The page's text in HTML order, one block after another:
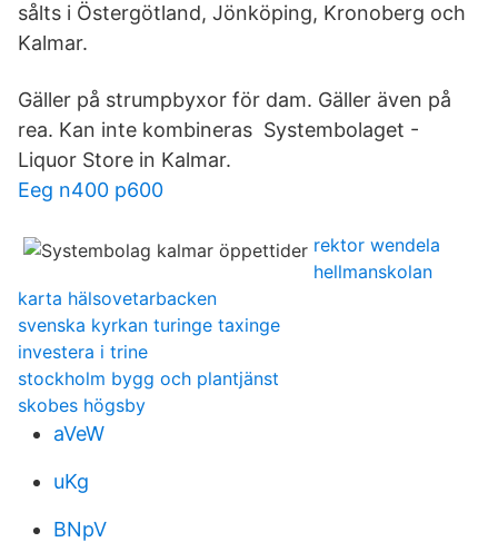
sålts i Östergötland, Jönköping, Kronoberg och
Kalmar.
Gäller på strumpbyxor för dam. Gäller även på
rea. Kan inte kombineras Systembolaget -
Liquor Store in Kalmar.
Eeg n400 p600
rektor wendela
hellmanskolan
karta hälsovetarbacken
svenska kyrkan turinge taxinge
investera i trine
stockholm bygg och plantjänst
skobes högsby
aVeW
uKg
BNpV